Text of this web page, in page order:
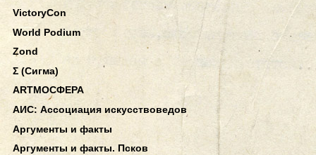
VictoryCon
World Podium
Zond
Σ (Сигма)
АRТМОСФЕРА
АИС: Ассоциация искусствоведов
Аргументы и факты
Аргументы и факты. Псков